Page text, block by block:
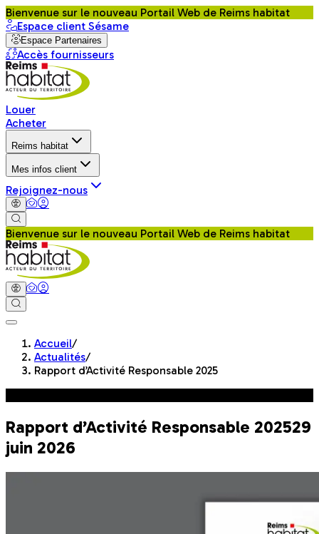
Bienvenue sur le nouveau Portail Web de Reims habitat
Espace client Sésame
Espace Partenaires
Accès fournisseurs
Louer
Acheter
Reims habitat
Mes infos client
Rejoignez-nous
Bienvenue sur le nouveau Portail Web de Reims habitat
Accueil/
Actualités/
Rapport d’Activité Responsable 2025
Rapport d’Activité Responsable 202529
juin 2026